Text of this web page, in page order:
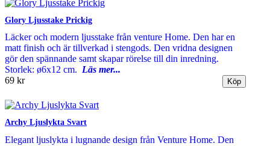
Glory Ljusstake Prickig
Läcker och modern ljusstake från venture Home. Den har en
matt finish och är tillverkad i stengods. Den vridna designen
gör den spännande samt skapar rörelse till din inredning.
Storlek: ø6x12 cm. Läs mer...
69 kr
Archy Ljuslykta Svart
Elegant ljuslykta i lugnande design från Venture Home. Den